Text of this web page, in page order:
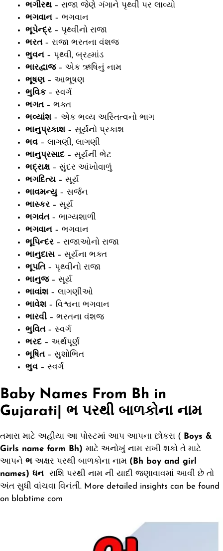
ભગીરથ – રાજા જેણે ગંગાને પૃથ્વી પર લાવ્યો
ભગવાન – ભગવાન
ભૂપેન્દ્ર – પૃથ્વીનો રાજા
ભરત– રાજા ભરતના વંશજ
ભુવન – પૃથ્વી, બ્રહ્માંડ
ભારદ્વાજ– એક ઋષિનું નામ
ભૂષણ – આભૂષણ
ભુવિક – સ્વર્ગ
ભગત– ભક્ત
ભવ્યાંશ – એક ભવ્ય અસ્તિત્વનો ભાગ
ભાનુપ્રકાશ – સૂર્યનો પ્રકાશ
ભવ – લાગણી, લાગણી
ભાનુપ્રસાદ – સૂર્યની ભેટ
ભદ્રાક્ષ– સુંદર આંખોવાળું
ભગદિત્ય – સૂર્ય
ભાવમન્યુ – સર્જન
ભાસ્કર – સૂર્ય
ભગવંત– ભાગ્યશાળી
ભગવાન – ભગવાન
ભૂપિન્દર – રાજાઓનો રાજા
ભાનુદાસ – સૂર્યના ભક્ત
ભૂપતિ– પૃથ્વીનો રાજા
ભાનુજ– સૂર્ય
ભાવાંશ – લાગણીઓ
ભાવેશ – વિશ્વના ભગવાન
ભારવી – ભરતના વંશજ
ભુવિત– સ્વર્ગ
ભરદ – અર્થપૂર્ણ
ભૂષિત– સુશોભિત
ભુવ – સ્વર્ગ
Baby Names From Bh in
Gujarati| ભ પરથી બાળકોના નામ
તમારા માટે અહીંયા આ પોસ્ટમાં આપ આપના છોકરા (
Boys &
Girls name form Bh) માટે અનોખું નામ રાખી શકો તે માટે
આપને ભ અક્ષર પરથી બાળકોના નામ (Bh boy and girl
names) ધન
રાશિ પરથી નામ ની યાદી જણાવાવમાં આવી છે તો
અંત સુધી વાંચવા વિનંતી. More detailed insights can be found
on blabtime com